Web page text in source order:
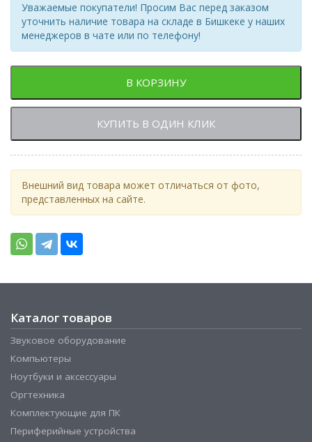
Уважаемые покупатели! Просим Вас перед заказом
уточнить наличие товара на складе в Бишкеке у наших
менеджеров в чате или по телефону!
В КОРЗИНУ
КУПИТЬ В ОДИН КЛИК
Внешний вид товара может отличаться от фото,
представленных на сайте.
Каталог товаров
Звуковое оборудование
Компьютеры
Ноутбуки и аксессуары
Оргтехника
Комплектующие для ПК
Периферийные устройства